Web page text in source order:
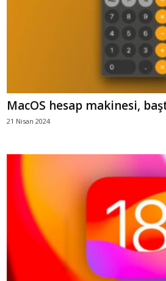
MacOS hesap makinesi,
21 Nisan 2024